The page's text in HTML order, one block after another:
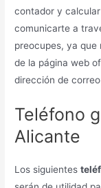
contador y
comunicarte a
preocupes, ya que
de la página web
dirección de
Teléfono
Alicante
Los siguientes